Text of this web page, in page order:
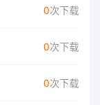
0次下载
0次下载
0次下载